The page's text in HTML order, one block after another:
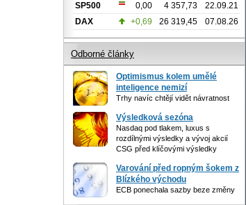
SP500
0,00 4 357,73
22.09.21
DAX
+0,69 26 319,45 07.08.26
Odborné články
Optimismus kolem umělé
inteligence nemizí
Trhy navíc chtějí vidět návratnost
Výsledková sezóna
Nasdaq pod tlakem, luxus s
rozdílnými výsledky a vývoj akcií
CSG před klíčovými výsledky
Varování před ropným šokem z
Blízkého východu
ECB ponechala sazby beze změny